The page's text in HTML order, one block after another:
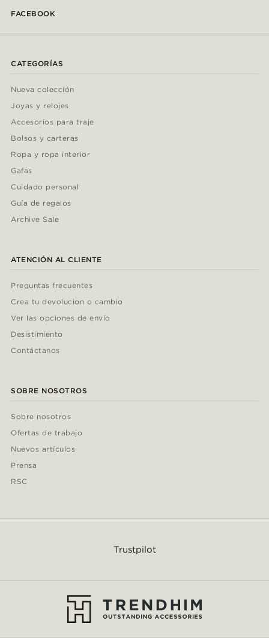
FACEBOOK
CATEGORÍAS
Nueva colección
Joyas y relojes
Accesorios para traje
Bolsos y carteras
Ropa y ropa interior
Gafas
Cuidado personal
Guía de regalos
Archive Sale
ATENCIÓN AL CLIENTE
Preguntas frecuentes
Crea tu devolucion o cambio
Ver las opciones de envío
Desistimiento
Contáctanos
SOBRE NOSOTROS
Sobre nosotros
Ofertas de trabajo
Nuevos artículos
Prensa
RSC
Trustpilot